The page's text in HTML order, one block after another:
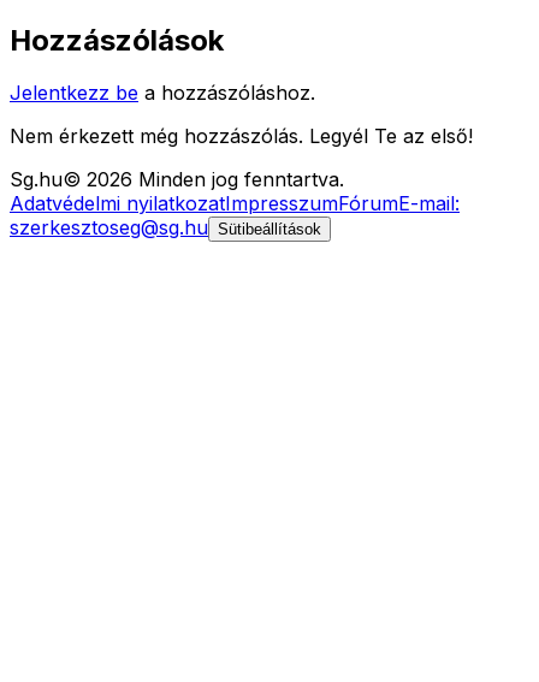
Hozzászólások
Jelentkezz be a hozzászóláshoz.
Nem érkezett még hozzászólás. Legyél Te az első!
Sg.hu© 2026 Minden jog fenntartva.
Adatvédelmi nyilatkozatImpresszumFórumE-mail:
szerkesztoseg@sg.hu Sütibeállítások